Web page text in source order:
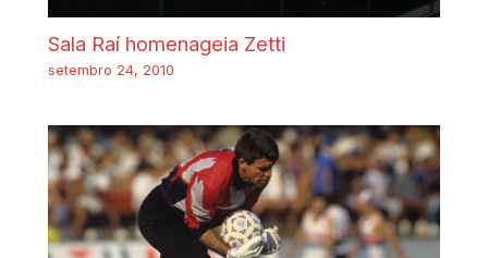
Sala Raí homenageia Zetti
setembro 24, 2010